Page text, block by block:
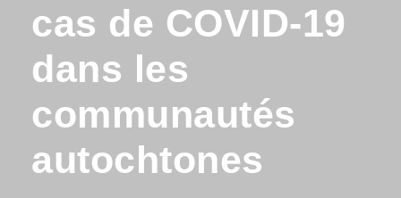
cas de COVID-19
dans les
communautés
autochtones